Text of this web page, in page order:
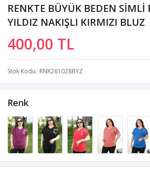
RENKTE BÜYÜK BEDEN SİMLİ
YILDIZ NAKIŞLI KIRMIZI BLUZ
400,00 TL
Stok Kodu RNK261028BYZ
Renk